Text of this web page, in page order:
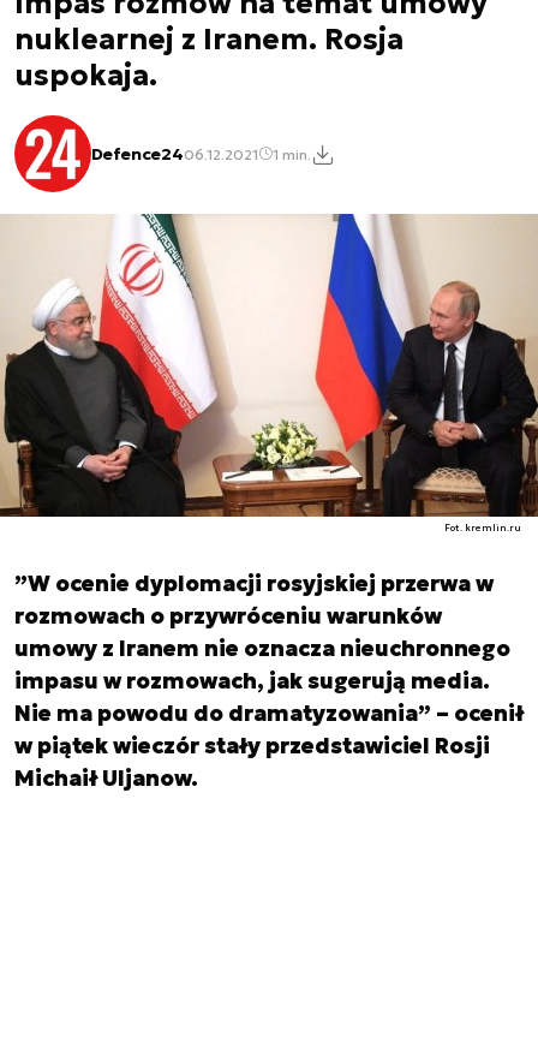
nuklearnej z Iranem. Rosja
uspokaja.
Defence2406.12.2021 1 min.
Fot. kremlin.ru
”W ocenie dyplomacji rosyjskiej przerwa w
rozmowach o przywróceniu warunków
umowy z Iranem nie oznacza nieuchronnego
impasu w rozmowach, jak sugerują media.
Nie ma powodu do dramatyzowania” – ocenił
w piątek wieczór stały przedstawiciel Rosji
Michaił Uljanow.